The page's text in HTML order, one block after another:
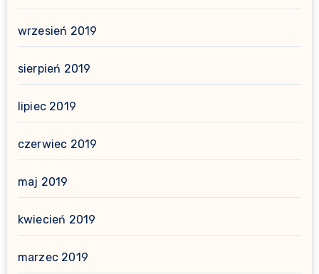
wrzesień 2019
sierpień 2019
lipiec 2019
czerwiec 2019
maj 2019
kwiecień 2019
marzec 2019